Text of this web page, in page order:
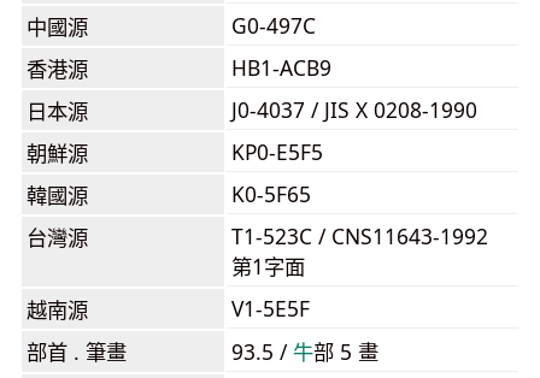
中國源
G0-497C
香港源
HB1-ACB9
日本源
J0-4037 / JIS X 0208-1990
朝鮮源
KP0-E5F5
韓國源
K0-5F65
台灣源
T1-523C / CNS11643-1992
第1字面
越南源
V1-5E5F
部首 . 筆畫
93.5 /⽜部 5 畫